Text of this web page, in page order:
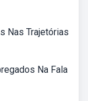
Nas Trajetórias
Na Fala